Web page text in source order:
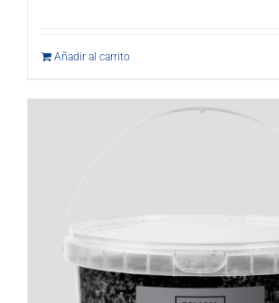
Añadir al carrito